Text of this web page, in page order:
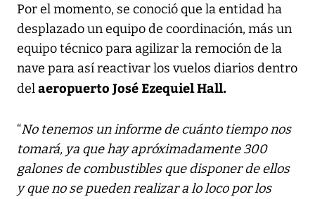
Por el momento, se conoció que la entidad ha
desplazado un equipo de coordinación, más un
equipo técnico para agilizar la remoción de la
nave para así reactivar los vuelos diarios dentro
delaeropuerto José Ezequiel Hall.
“No tenemos un informe de cuánto tiempo nos
tomará, ya que hay apróximadamente 300
galones de combustibles que disponer de ellos
y que no se pueden realizar a lo loco por los